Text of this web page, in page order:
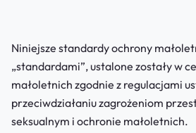
Niniejsze standardy ochrony
„standardami”, ustalone zostały w
małoletnich zgodnie z regulacjami
przeciwdziałaniu zagrożeniom
seksualnym i ochronie małoletnich.